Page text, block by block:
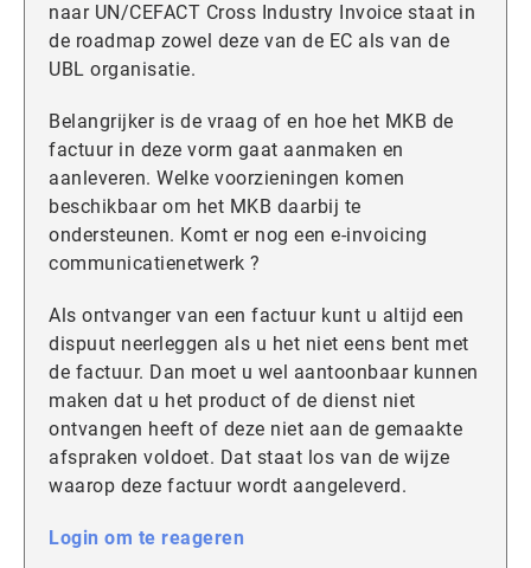
naar UN/CEFACT Cross Industry Invoice staat in
de roadmap zowel deze van de EC als van de
UBL organisatie.
Belangrijker is de vraag of en hoe het MKB de
factuur in deze vorm gaat aanmaken en
aanleveren. Welke voorzieningen komen
beschikbaar om het MKB daarbij te
ondersteunen. Komt er nog een e-invoicing
communicatienetwerk ?
Als ontvanger van een factuur kunt u altijd een
dispuut neerleggen als u het niet eens bent met
de factuur. Dan moet u wel aantoonbaar kunnen
maken dat u het product of de dienst niet
ontvangen heeft of deze niet aan de gemaakte
afspraken voldoet. Dat staat los van de wijze
waarop deze factuur wordt aangeleverd.
Login om te reageren